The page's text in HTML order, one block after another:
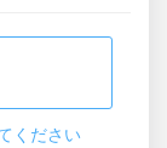
ください